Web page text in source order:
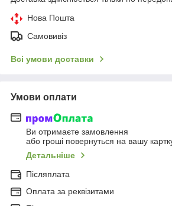
Нова Пошта
Самовивіз
Всі умови доставки
Умови оплати
Ви отримаєте замовлення
або гроші повернуться на вашу
Детальніше
Післяплата
Оплата за реквізитами